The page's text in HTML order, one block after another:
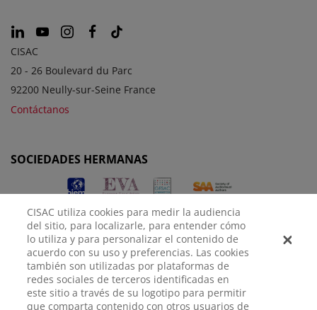
CISAC
20 - 26 Boulevard du Parc
92200 Neully-sur-Seine France
Contáctanos
SOCIEDADES HERMANAS
AVISO
LEGAL
POLÍTICA DE
PRIVACIDAD
CONFIGURACIÓN DE
COOKIES
CISAC utiliza cookies para medir la audiencia
del sitio, para localizarle, para entender cómo
lo utiliza y para personalizar el contenido de
acuerdo con su uso y preferencias. Las cookies
también son utilizadas por plataformas de
redes sociales de terceros identificadas en
este sitio a través de su logotipo para permitir
que comparta contenido con otros usuarios de